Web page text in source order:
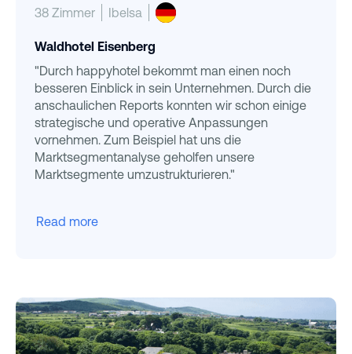
38 Zimmer Ibelsa
Waldhotel Eisenberg
"Durch happyhotel bekommt man einen noch
besseren Einblick in sein Unternehmen. Durch die
anschaulichen Reports konnten wir schon einige
strategische und operative Anpassungen
vornehmen. Zum Beispiel hat uns die
Marktsegmentanalyse geholfen unsere
Marktsegmente umzustrukturieren."
Read more